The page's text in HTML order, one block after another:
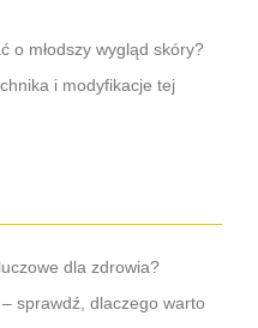
o młodszy wygląd skóry?
i modyfikacje tej
dla zdrowia?
sprawdź, dlaczego warto